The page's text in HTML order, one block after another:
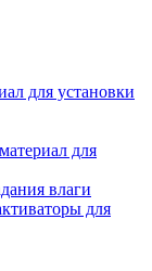
для установки
для
влаги
для